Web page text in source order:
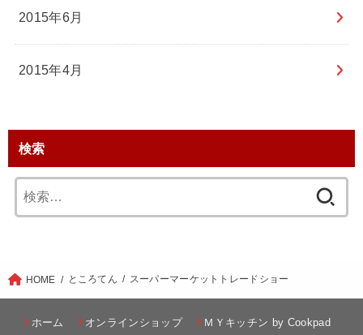
2015年6月
2015年4月
検索
索:
HOME ところてん スーパーマーケットトレードショー
ホーム オンラインショップ ＭＹキッチン by Cookpad